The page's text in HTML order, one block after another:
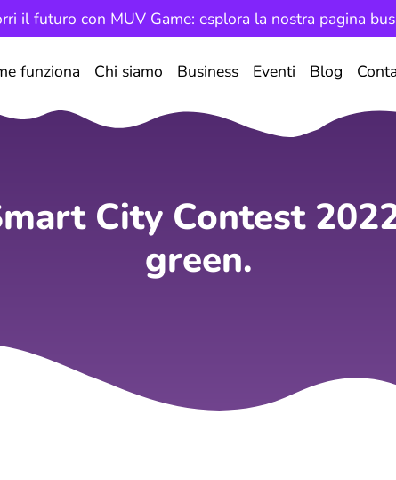
il futuro con MUV Game: esplora la nostra pagina
funziona Chi siamo Business Eventi Blog
City Contest
green.